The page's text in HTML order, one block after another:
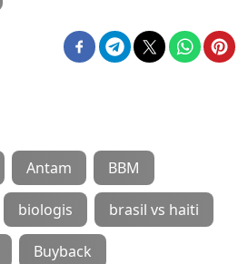
Antam BBM
biologis brasil vs haiti
Buyback